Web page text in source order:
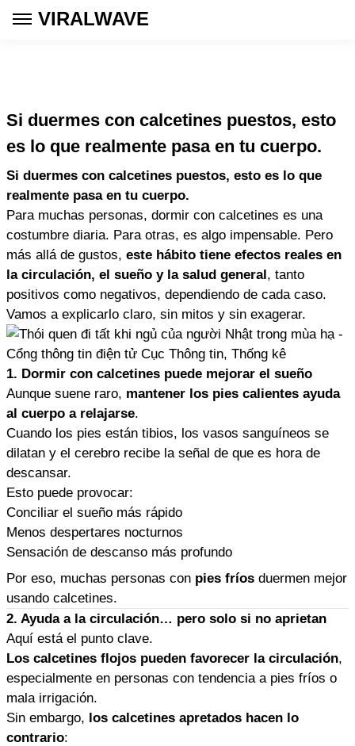
VIRALWAVE
Si duermes con calcetines puestos, esto
es lo que realmente pasa en tu cuerpo.
Si duermes con calcetines puestos, esto es lo que
realmente pasa en tu cuerpo.
Para muchas personas, dormir con calcetines es una
costumbre diaria. Para otras, es algo impensable. Pero
más allá de gustos, este hábito tiene efectos reales en
la circulación, el sueño y la salud general, tanto
positivos como negativos, dependiendo de cada caso.
Vamos a explicarlo claro, sin mitos y sin exagerar.
1. Dormir con calcetines puede mejorar el sueño
Aunque suene raro, mantener los pies calientes ayuda
al cuerpo a relajarse.
Cuando los pies están tibios, los vasos sanguíneos se
dilatan y el cerebro recibe la señal de que es hora de
descansar.
Esto puede provocar:
Conciliar el sueño más rápido
Menos despertares nocturnos
Sensación de descanso más profundo
Por eso, muchas personas con pies fríos duermen mejor
usando calcetines.
2. Ayuda a la circulación… pero solo si no aprietan
Aquí está el punto clave.
Los calcetines flojos pueden favorecer la circulación,
especialmente en personas con tendencia a pies fríos o
mala irrigación.
Sin embargo, los calcetines apretados hacen lo
contrario: